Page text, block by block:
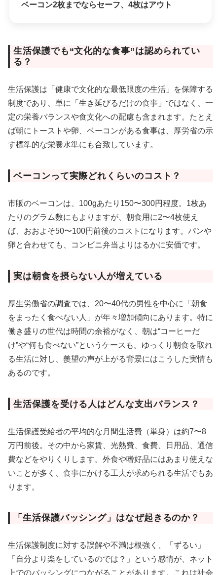
ベーコン2枚までならセーフ、4枚はアウト
生活保護でも“文化的な食事”は認められてい
る？
生活保護は「健康で文化的な最低限度の生活」を保障する
制度であり、単に「生き延びるだけの食事」ではなく、一
定の栄養バランスや食文化への配慮も含まれます。たとえ
ば朝にトーストや卵、ベーコンがある食事は、厚労省の示
す標準的な栄養水準にも合致しています。
ベーコンって実際どれくらいのコスト？
市販のベーコンは、100gあたり150〜300円程度。1枚あ
たりのグラム数にもよりますが、朝食用に2〜4枚使え
ば、おおよそ50〜100円前後のコストになります。パンや
卵と合わせても、コンビニ弁当よりはるかに安価です。
実は朝食を摂らない人が増えている
厚生労働省の調査では、20〜40代の男性を中心に「朝食
をまったく食べない人」が年々増加傾向にあります。特に
働き盛りの世代は時間の余裕がなく、朝は“コーヒーだ
け”や“何も食べない”というケースも。ゆっくり朝食を取れ
る生活に対し、羨望の声が上がる背景にはこうした実情も
あるのです。
生活保護を受ける人はどんな支出バランス？
生活保護受給者の平均的な月間生活費（単身）は約7〜8
万円前後。その中から家賃、光熱費、食費、日用品、通信
費などをやりくりします。外食や嗜好品にはあまり使えな
いことが多く、食事にかける工夫が求められる生活でもあ
ります。
「生活保護バッシング」はなぜ起きるのか？
生活保護制度に対する誤解や不満は根強く、「ずるい」
「自分より楽をしているのでは？」という感情が、ネット
上でのバッシングにつながることがあります。これは社会